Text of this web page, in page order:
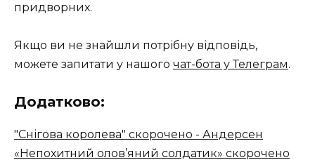
придворних.
Якщо ви не знайшли потрібну відповідь,
можете запитати у нашого чат-бота у Телеграм.
Додатково:
"Снігова королева" скорочено - Андерсен
«Непохитний олов’яний солдатик» скорочено